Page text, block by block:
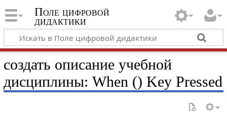
Поле цифровой
дидактики
создать описание учебной
дисциплины: When () Key Pressed